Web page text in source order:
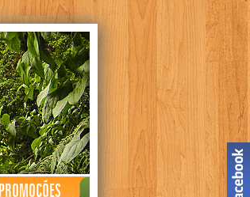
PROMOÇÕES